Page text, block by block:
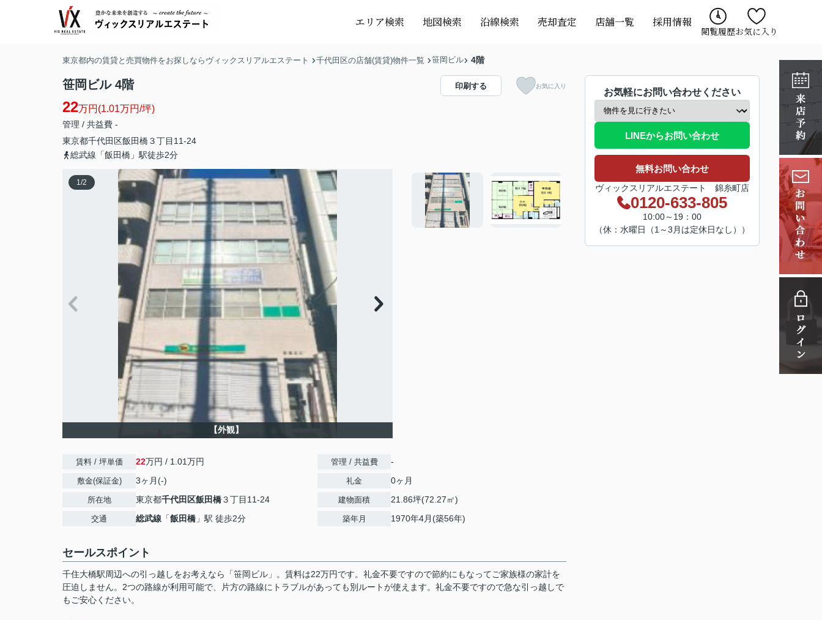
エリア検索 地図検索 沿線検索 売却査定 店舗一覧 採用情報
閲覧履歴お気に入り
東京都内の賃貸と売買物件をお探しならヴィックスリアルエステート 千代田区の店舗(賃貸)物件一覧 笹岡ビル 4階
笹岡ビル 4階
22万円(1.01万円/坪)
管理 / 共益費 -
東京都千代田区飯田橋３丁目11-24
総武線「飯田橋」駅徒歩2分
印刷する お気に入り
1/2
【外観】
賃料 / 坪単価 22万円 / 1.01万円
敷金(保証金) 3ヶ月(-)
所在地 東京都千代田区飯田橋３丁目11-24
交通 総武線 「飯田橋 」駅 徒歩2分
管理 / 共益費 -
礼金 0ヶ月
建物面積 21.86坪(72.27㎡)
築年月 1970年4月(築56年)
セールスポイント
千住大橋駅周辺への引っ越しをお考えなら「笹岡ビル」。賃料は22万円です。礼金不要ですので節約にもなってご家族様の家計を
圧迫しません。2つの路線が利用可能で、片方の路線にトラブルがあっても別ルートが使えます。礼金不要ですので急な引っ越しで
もご安心ください。
お気軽にお問い合わせください
LINEからお問い合わせ
無料お問い合わせ
ヴィックスリアルエステート 錦糸町店
0120-633-805
10:00～19：00
（休：水曜日（1～3月は定休日なし））